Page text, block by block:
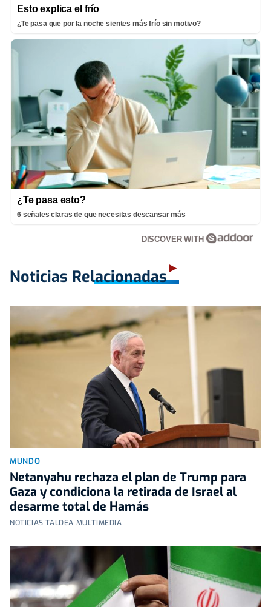
Esto explica el frío
¿Te pasa que por la noche sientes más frío sin motivo?
¿Te pasa esto?
6 señales claras de que necesitas descansar más
DISCOVER WITH
Noticias Relacionadas
MUNDO
Netanyahu rechaza el plan de Trump para
Gaza y condiciona la retirada de Israel al
desarme total de Hamás
NOTICIAS TALDEA MULTIMEDIA